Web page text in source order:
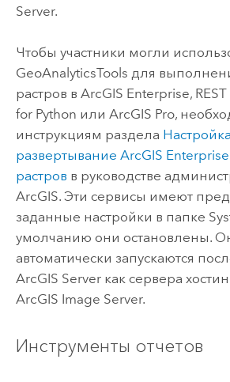
Server.
Чтобы участники могли
GeoAnalyticsTools для
растров в ArcGIS Enterprise,
for Python или ArcGIS Pro,
инструкциям раздела
развертывание ArcGIS
растров в руководстве
ArcGIS. Эти сервисы имеют
заданные настройки в папке
умолчанию они остановлены.
автоматически запускаются
ArcGIS Serverкак сервера
ArcGIS Image Server.
Инструменты отчетов